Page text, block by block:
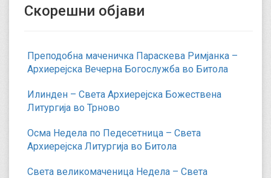
Скорешни објави
Преподобна маченичка Параскева Римјанка –
Архиерејска Вечерна Богослужба во Битола
Илинден – Света Архиерејска Божествена
Литургија во Трново
Осма Недела по Педесетница – Света
Архиерејска Литургија во Битола
Света великомаченица Недела – Света